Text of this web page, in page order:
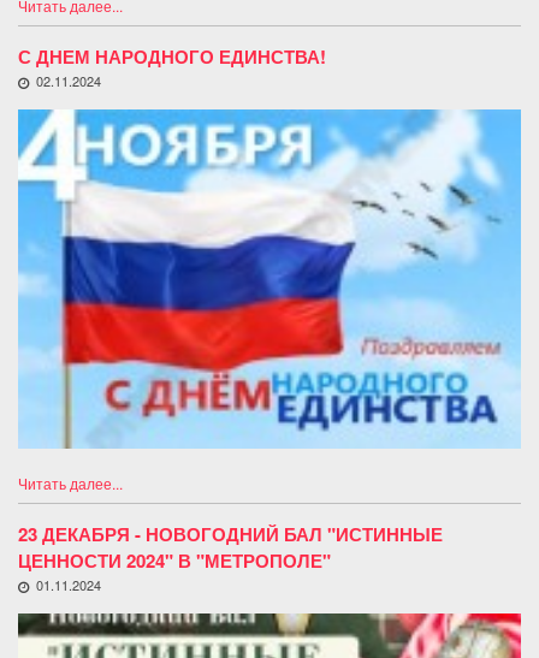
Читать далее...
С ДНЕМ НАРОДНОГО ЕДИНСТВА!
02.11.2024
Читать далее...
23 ДЕКАБРЯ - НОВОГОДНИЙ БАЛ "ИСТИННЫЕ
ЦЕННОСТИ 2024" В "МЕТРОПОЛЕ"
01.11.2024